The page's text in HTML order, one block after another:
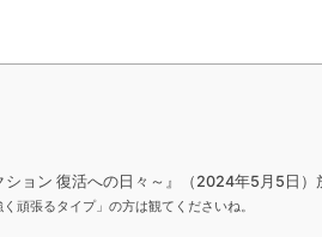
ョン 復活への日々～』（2024年5月5日）
頑張るタイプ」の方は観てくださいね。